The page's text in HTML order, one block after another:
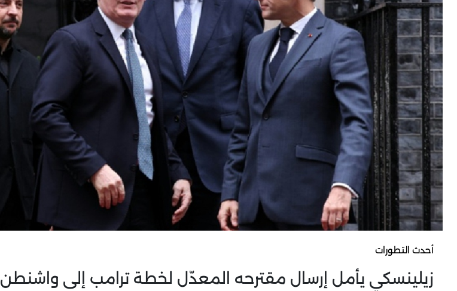
أحدث التطورات
زيلينسكي يأمل إرسال مقترحه المعدّل لخطة ترامب إلى واشنطن